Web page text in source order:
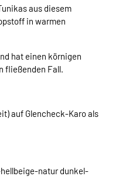
aus diesem
in warmen
hat einen körnigen
fließenden Fall.
auf Glencheck-Karo als
natur dunkel-